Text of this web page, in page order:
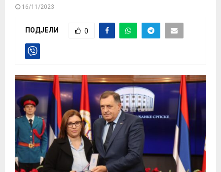
16/11/2023
ПОДЈЕЛИ 0